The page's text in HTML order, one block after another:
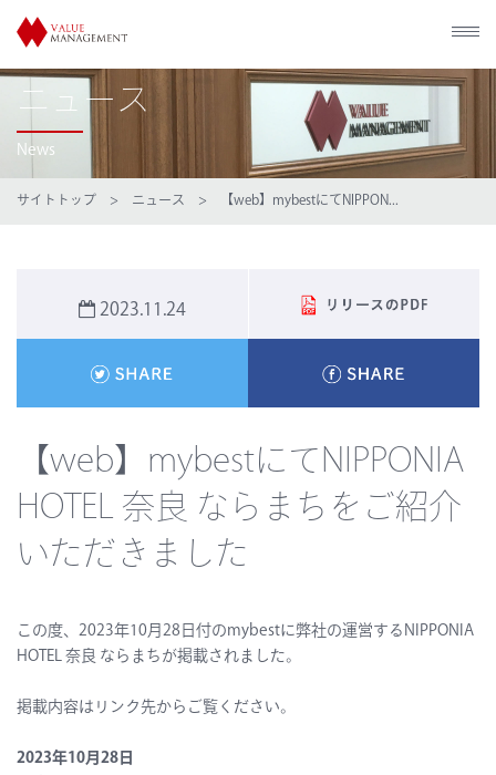
ニュース
News
サイトトップ > ニュース > 【web】mybestにてNIPPON...
2023.11.24
【web】mybestにてNIPPONIA
HOTEL 奈良 ならまちをご紹介
いただきました
この度、2023年10月28日付のmybestに弊社の運営するNIPPONIA
HOTEL 奈良 ならまちが掲載されました。
掲載内容はリンク先からご覧ください。
2023年10月28日